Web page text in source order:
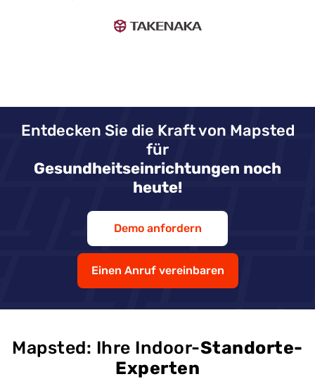
Entdecken Sie die Kraft von Mapsted
für
Gesundheitseinrichtungen noch
heute!
Demo anfordern
Einen Anruf vereinbaren
Mapsted: Ihre Indoor-Standorte-
Experten